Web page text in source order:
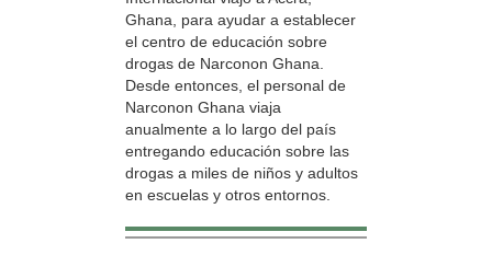
Ghana, para ayudar a establecer
el centro de educación sobre
drogas de Narconon Ghana.
Desde entonces, el personal de
Narconon Ghana viaja
anualmente a lo largo del país
entregando educación sobre las
drogas a miles de niños y adultos
en escuelas y otros entornos.